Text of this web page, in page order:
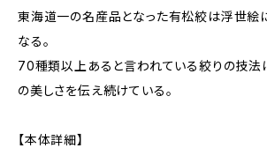
東海道一の名産品となった有松絞は浮世絵
なる。
70種類以上あると言われている絞りの技法
の美しさを伝え続けている。
【本体詳細】